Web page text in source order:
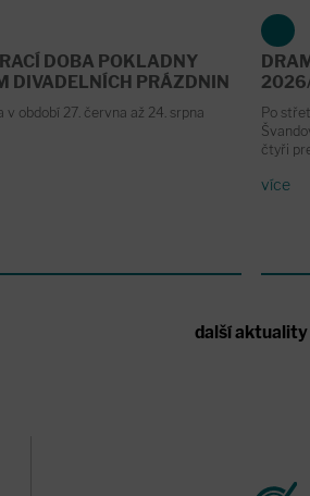
DOBA POKLADNY
DIVADELNÍCH PRÁZDNIN
v období 27. června až 24. srpna
Po
čtyři
více
další aktuality